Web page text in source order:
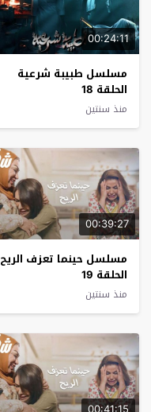
00:24:11
مسلسل طبيبة شرعية
الحلقة 18
منذ سنتين
00:39:27
مسلسل حينما تعزف الريح
الحلقة 19
منذ سنتين